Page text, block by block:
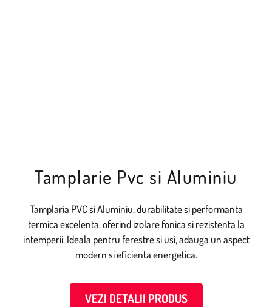
Tamplarie Pvc si Aluminiu
Tamplaria PVC si Aluminiu, durabilitate si performanta
termica excelenta, oferind izolare fonica si rezistenta la
intemperii. Ideala pentru ferestre si usi, adauga un aspect
modern si eficienta energetica.
VEZI DETALII PRODUS